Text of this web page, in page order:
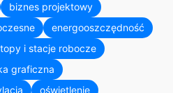
biznes projektowy
energooszczędność
i stacje robocze
graficzna
oświetlenie